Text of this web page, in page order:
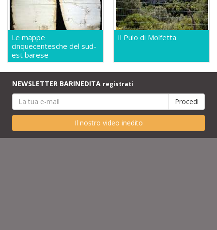
Le mappe
cinquecentesche del sud-
est barese
Il Pulo di Molfetta
NEWSLETTER BARINEDITA registrati
Il nostro video inedito